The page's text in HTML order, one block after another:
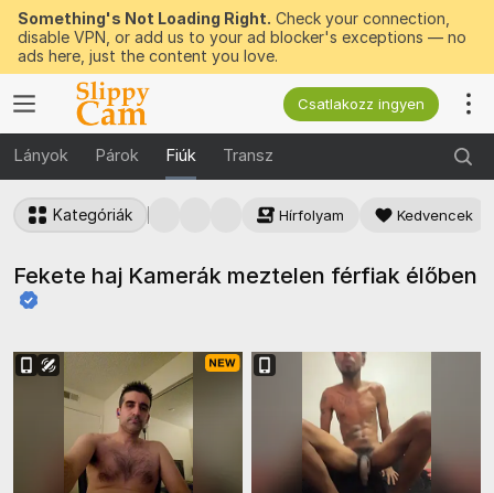
Something's Not Loading Right. Check your connection,
disable VPN, or add us to your ad blocker's exceptions — no
ads here, just the content you love.
Csatlakozz ingyen
Lányok Párok Fiúk Transz
Kategóriák Hírfolyam Kedvencek
Fekete haj Kamerák meztelen férfiak élőben